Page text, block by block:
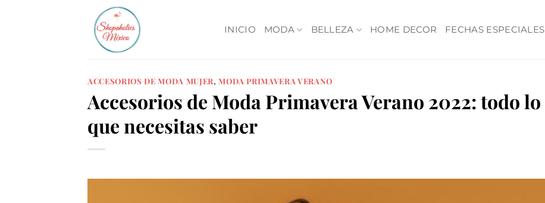
INICIO MODA BELLEZA HOME DECOR FECHAS ESPECIALES
ACCESORIOS DE MODA MUJER,MODA PRIMAVERA VERANO
Accesorios de Moda Primavera Verano 2022: todo lo
que necesitas saber